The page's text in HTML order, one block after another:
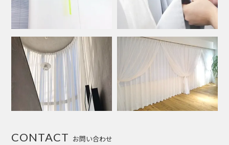
お問い合わせ
CONTACT